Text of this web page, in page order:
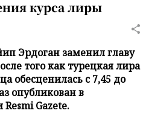
курса лиры
Эрдоган заменил главу
того как турецкая лира
обесценилась с 7,45 до
опубликован в
Gazete.